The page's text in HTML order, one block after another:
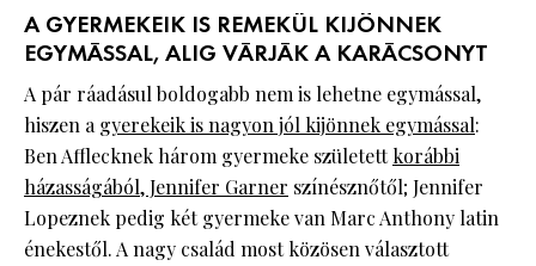
A GYERMEKEIK IS REMEKÜL KIJÖNNEK
EGYMÁSSAL, ALIG VÁRJÁK A KARÁCSONYT
A pár ráadásul boldogabb nem is lehetne egymással,
hiszen agyerekeik is nagyon jól kijönnek egymással:
Ben Afflecknek három gyermeke születettkorábbi
házasságából, Jennifer Garner színésznőtől; Jennifer
Lopeznek pedig két gyermeke van Marc Anthony latin
énekestől. A nagy család most közösen választott